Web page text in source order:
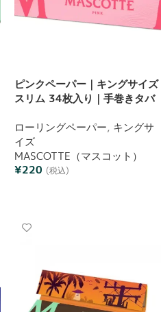
ピンクペーパー｜キングサイズ
スリム 34枚入り｜手巻きタバ
Mascotte（マスコット）
ローリングペーパー, キングサ
イズ
MASCOTTE（マスコット）
¥220 (税込)